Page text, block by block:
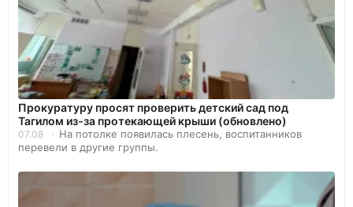
Прокуратуру просят проверить детский сад под
Тагилом из-за протекающей крыши (обновлено)
07.08
На потолке появилась плесень, воспитанников
перевели в другие группы.